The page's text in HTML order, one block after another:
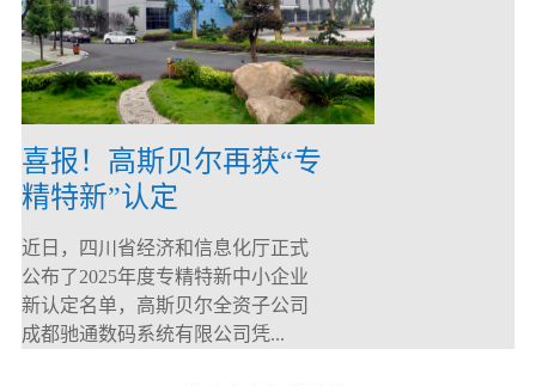
喜报！高斯贝尔再获“专
精特新”认定
近日，四川省经济和信息化厅正式
公布了2025年度专精特新中小企业
新认定名单，高斯贝尔全资子公司
成都驰通数码系统有限公司凭...